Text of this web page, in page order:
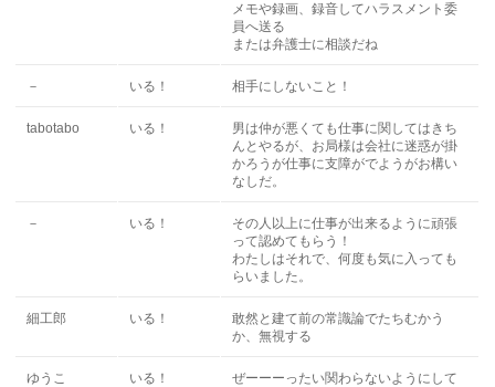
メモや録画、録音してハラスメント委
員へ送る
または弁護士に相談だね
－ いる！ 相手にしないこと！
tabotabo いる！
男は仲が悪くても仕事に関してはきち
んとやるが、お局様は会社に迷惑が掛
かろうが仕事に支障がでようがお構い
なしだ。
－ いる！
その人以上に仕事が出来るように頑張
って認めてもらう！
わたしはそれで、何度も気に入っても
らいました。
細工郎 いる！
敢然と建て前の常識論でたちむかう
か、無視する
ゆうこ いる！
ぜーーーったい関わらないようにして